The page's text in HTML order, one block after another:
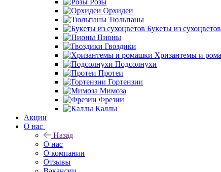
Орхидеи
Тюльпаны
Букеты из сухоцветов
Пионы
Гвоздики
Хризантемы и
Подсолнухи
Протеи
Гортензии
Мимоза
Фрезии
Каллы
Акции
О нас
Назад
О нас
О компании
Отзывы